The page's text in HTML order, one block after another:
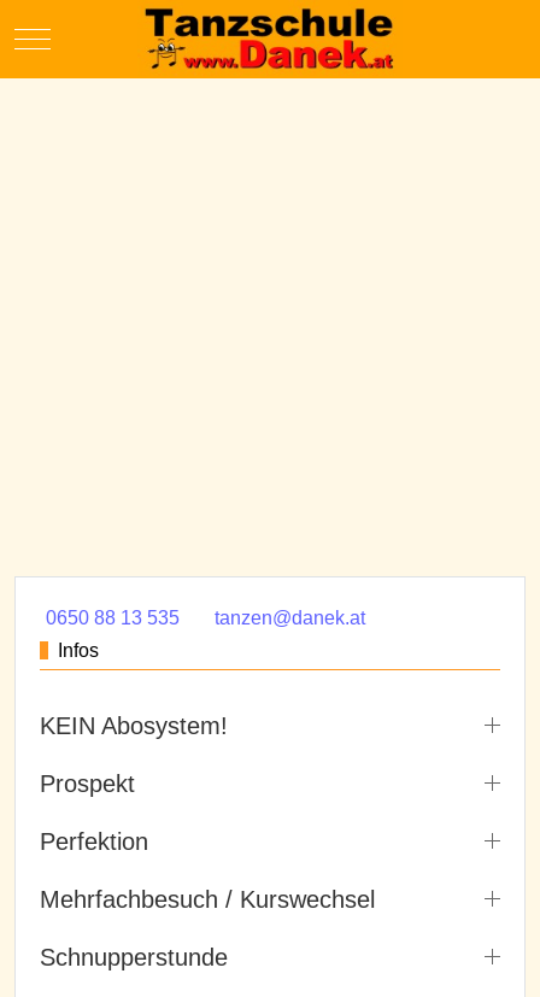
Mobile Menu Toggle
0650 88 13 535
tanzen@danek.at
Infos
KEIN Abosystem!
Prospekt
Perfektion
Mehrfachbesuch / Kurswechsel
Schnupperstunde